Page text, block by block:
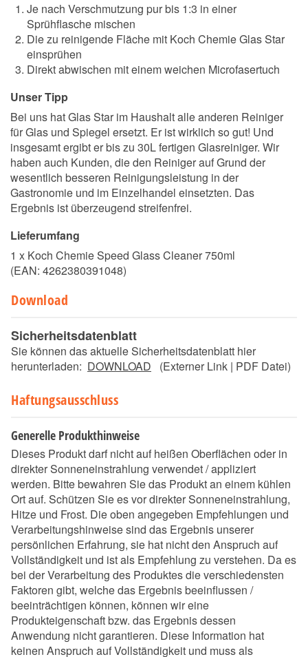
Je nach Verschmutzung pur bis 1:3 in einer
Sprühflasche mischen
Die zu reinigende Fläche mit Koch Chemie Glas Star
einsprühen
Direkt abwischen mit einem weichen Microfasertuch
Unser Tipp
Bei uns hat Glas Star im Haushalt alle anderen Reiniger
für Glas und Spiegel ersetzt. Er ist wirklich so gut! Und
insgesamt ergibt er bis zu 30L fertigen Glasreiniger. Wir
haben auch Kunden, die den Reiniger auf Grund der
wesentlich besseren Reinigungsleistung in der
Gastronomie und im Einzelhandel einsetzten. Das
Ergebnis ist überzeugend streifenfrei.
Lieferumfang
1 x Koch Chemie Speed Glass Cleaner 750ml
(EAN: 4262380391048)
Download
Sicherheitsdatenblatt
Sie können das aktuelle Sicherheitsdatenblatt hier
herunterladen: DOWNLOAD (Externer Link | PDF Datei)
Haftungsausschluss
Generelle Produkthinweise
Dieses Produkt darf nicht auf heißen Oberflächen oder in
direkter Sonneneinstrahlung verwendet / appliziert
werden. Bitte bewahren Sie das Produkt an einem kühlen
Ort auf. Schützen Sie es vor direkter Sonneneinstrahlung,
Hitze und Frost. Die oben angegeben Empfehlungen und
Verarbeitungshinweise sind das Ergebnis unserer
persönlichen Erfahrung, sie hat nicht den Anspruch auf
Vollständigkeit und ist als Empfehlung zu verstehen. Da es
bei der Verarbeitung des Produktes die verschiedensten
Faktoren gibt, welche das Ergebnis beeinflussen /
beeinträchtigen können, können wir eine
Produkteigenschaft bzw. das Ergebnis dessen
Anwendung nicht garantieren. Diese Information hat
keinen Anspruch auf Vollständigkeit und muss als